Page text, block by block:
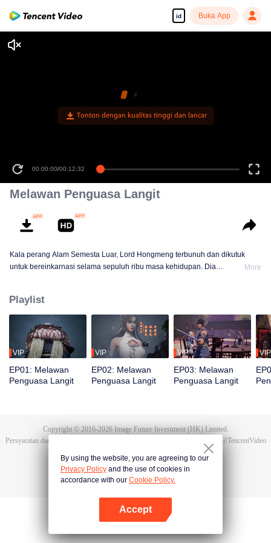
id Buka App
Tonton dengan kualitas tinggi dan lancar
00:00:00/00:12:32
Melawan Penguasa Langit
Kala perang Alam Semesta Luar, Lord Hongmeng terbunuh dan dikutuk
untuk bereinkarnasi selama sepuluh ribu masa kehidupan. Dia
membangkitkan ingatan akan Hongmeng. Kemudian Tan Yun memiliki bakat
tingkat Dewa dan giat berlatih demi meningkatkan kekuatannya. Kemudian
Tan Yun membalas kematian keluarganya dan menyatukan seluruh benua.
More
Playlist
VIP
EP01: Melawan
Penguasa Langit
VIP
EP02: Melawan
Penguasa Langit
VIP
EP03: Melawan
Penguasa Langit
VIP
Copyright © 2016-2026Image Future Investment (HK) Limited.
Persyaratan dan Ketentuan
@TencentVideo
By using the website, you are agreeing to our
Privacy Policy and the use of cookies in
accordance with our Cookie Policy.
Accept